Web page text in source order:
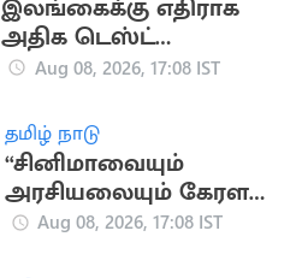
இலங்கைக்கு எதிராக
அதிக டெஸ்ட்
விக்கெட்டுகள்
வீரர்கள்
Aug 08, 2026, 17:08 IST
தமிழ் நாடு
“சினிமாவையும்
அரசியலையும் கேரள
மக்கள் பிரித்துப் பார்க்க
Aug 08, 2026, 17:08 IST